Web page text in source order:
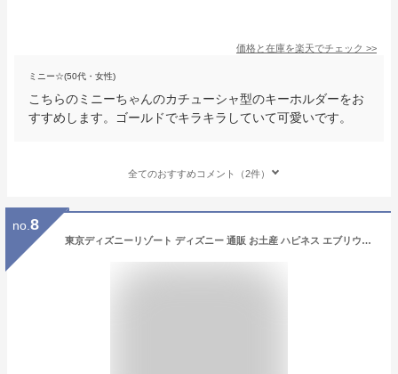
価格と在庫を楽天でチェック >>
ミニー☆(50代・女性)
こちらのミニーちゃんのカチューシャ型のキーホルダーをお
すすめします。ゴールドでキラキラしていて可愛いです。
全てのおすすめコメント（2件）
no. 8
東京ディズニーリゾート ディズニー 通販 お土産 ハピネス エブリウェア カラフル アイコン ミニー カチューシャ キーチェーン 無料 ギフトラッピング おみやげ TDR ディズニーシー ディズニーランド キーホルダー